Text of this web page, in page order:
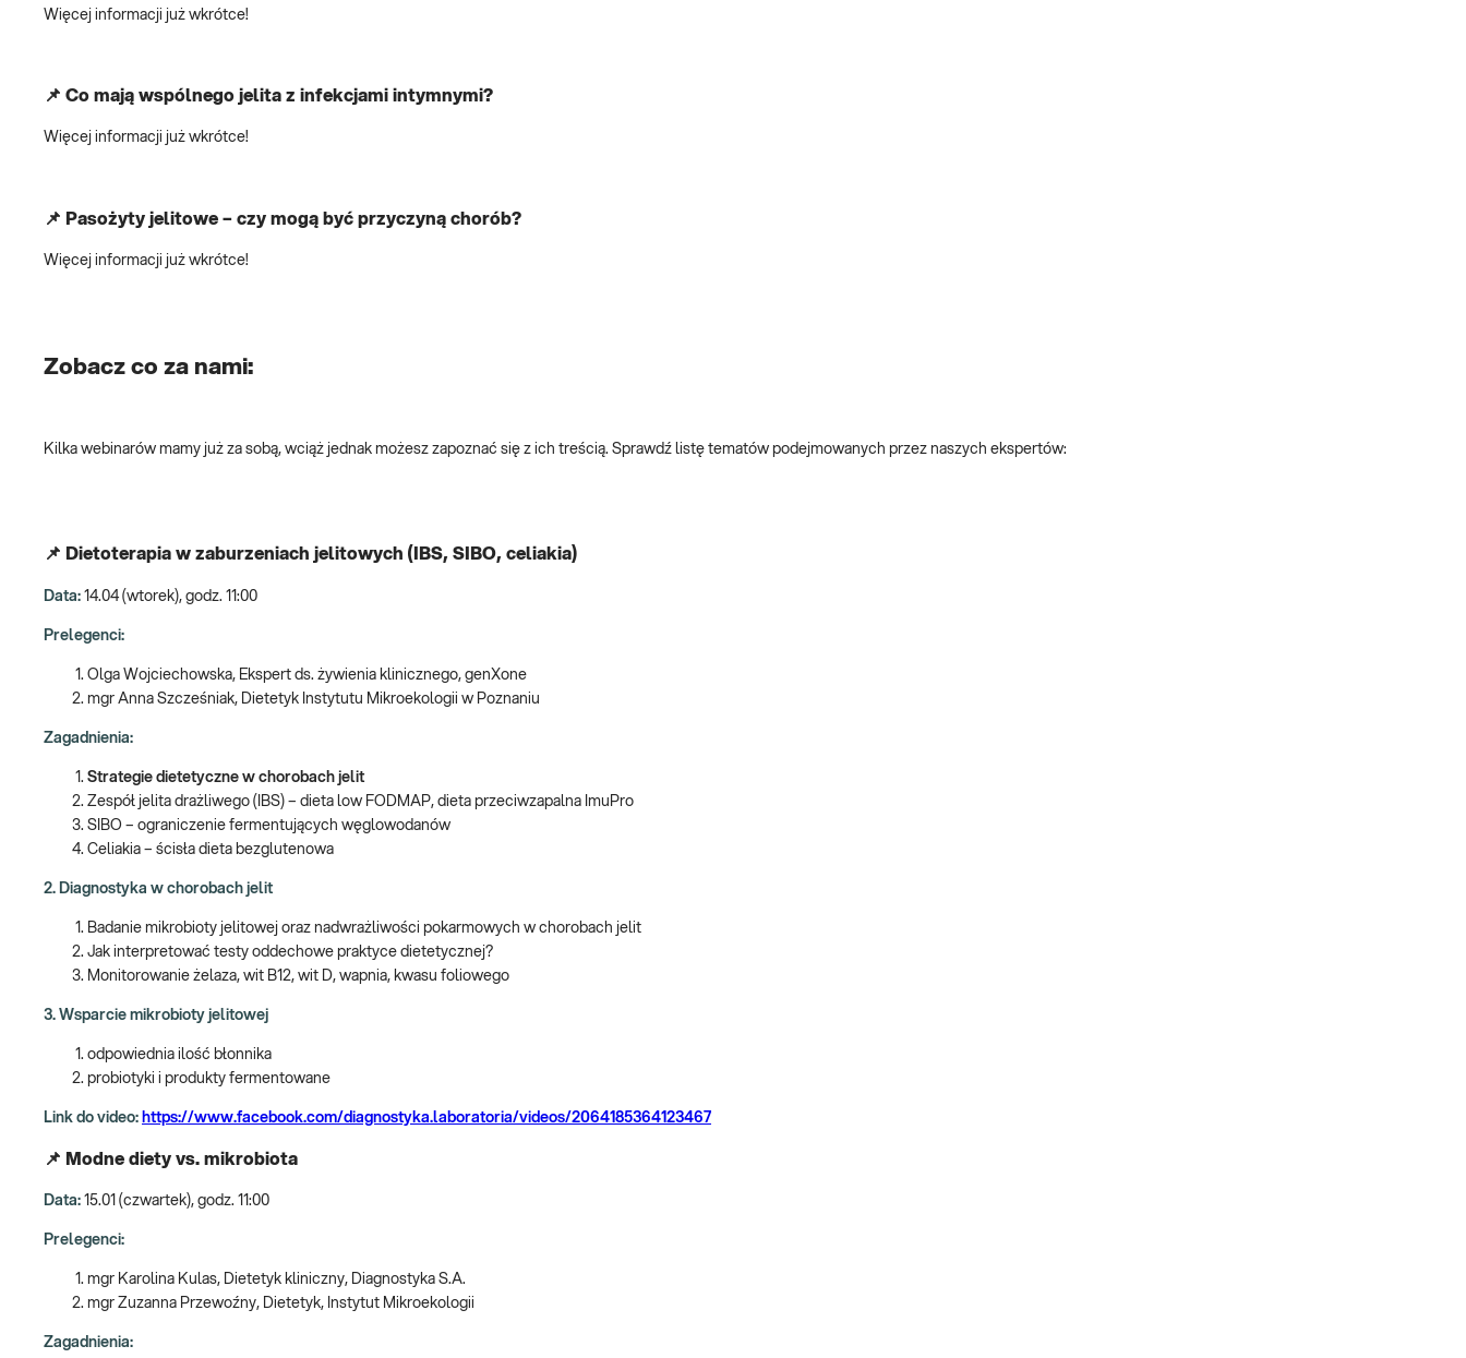
Więcej informacji już wkrótce!
📌 Co mają wspólnego jelita z infekcjami intymnymi?
Więcej informacji już wkrótce!
📌 Pasożyty jelitowe – czy mogą być przyczyną chorób?
Więcej informacji już wkrótce!
Zobacz co za nami:
Kilka webinarów mamy już za sobą, wciąż jednak możesz zapoznać się z ich treścią. Sprawdź listę tematów podejmowanych przez naszych ekspertów:
📌 Dietoterapia w zaburzeniach jelitowych (IBS, SIBO, celiakia)
Data: 14.04 (wtorek), godz. 11:00
Prelegenci:
Olga Wojciechowska, Ekspert ds. żywienia klinicznego, genXone
mgr Anna Szcześniak, Dietetyk Instytutu Mikroekologii w Poznaniu
Zagadnienia:
Strategie dietetyczne w chorobach jelit
Zespół jelita drażliwego (IBS) – dieta low FODMAP, dieta przeciwzapalna ImuPro
SIBO – ograniczenie fermentujących węglowodanów
Celiakia – ścisła dieta bezglutenowa
2. Diagnostyka w chorobach jelit
Badanie mikrobioty jelitowej oraz nadwrażliwości pokarmowych w chorobach jelit
Jak interpretować testy oddechowe praktyce dietetycznej?
Monitorowanie żelaza, wit B12, wit D, wapnia, kwasu foliowego
3. Wsparcie mikrobioty jelitowej
odpowiednia ilość błonnika
probiotyki i produkty fermentowane
Link do video: https://www.facebook.com/diagnostyka.laboratoria/videos/2064185364123467
📌 Modne diety vs. mikrobiota
Data: 15.01 (czwartek), godz. 11:00
Prelegenci:
mgr Karolina Kulas, Dietetyk kliniczny, Diagnostyka S.A.
mgr Zuzanna Przewoźny, Dietetyk, Instytut Mikroekologii
Zagadnienia: